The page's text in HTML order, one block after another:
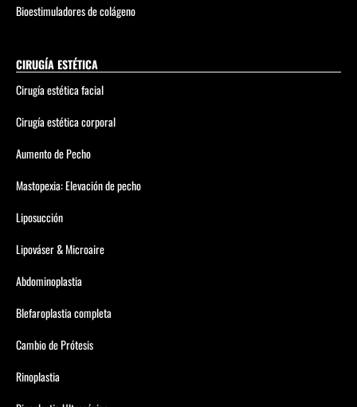
Bioestimuladores de colágeno
CIRUGÍA ESTÉTICA
Cirugía estética facial
Cirugía estética corporal
Aumento de Pecho
Mastopexia: Elevación de pecho
Liposucción
Lipováser & Microaire
Abdominoplastia
Blefaroplastia completa
Cambio de Prótesis
Rinoplastia